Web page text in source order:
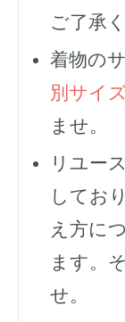
ご了承
着物の
別サイ
ませ。
リユー
してお
え方に
ます。
せ。